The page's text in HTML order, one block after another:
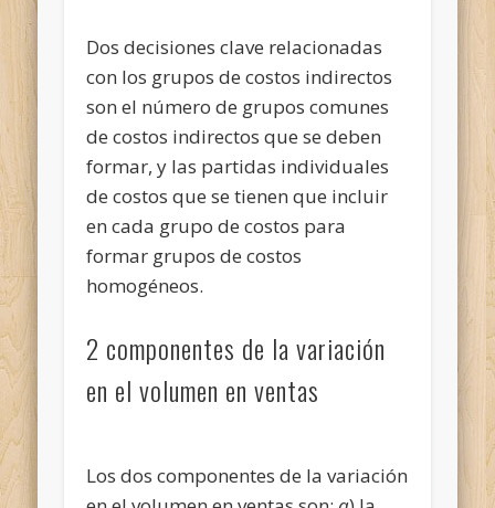
Dos decisiones clave relacionadas
con los grupos de costos indirectos
son el número de grupos comunes
de costos indirectos que se deben
formar, y las partidas individuales
de costos que se tienen que incluir
en cada grupo de costos para
formar grupos de costos
homogéneos.
2 componentes de la variación
en el volumen en ventas
Los dos componentes de la variación